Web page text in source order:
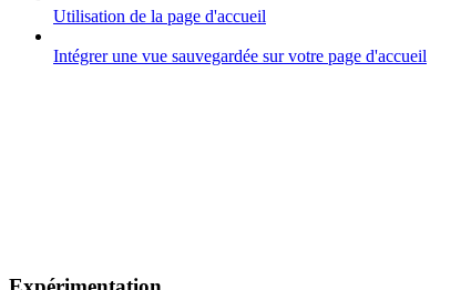
Utilisation de la page d'accueil
Intégrer une vue sauvegardée sur votre page d'accueil